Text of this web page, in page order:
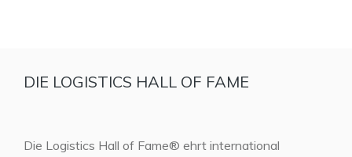
DIE LOGISTICS HALL OF FAME
Die Logistics Hall of Fame® ehrt international